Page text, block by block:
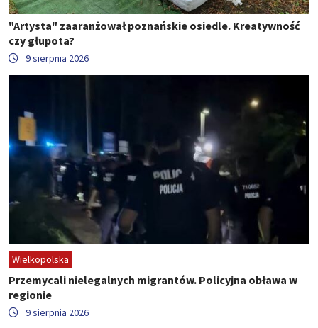
"Artysta" zaaranżował poznańskie osiedle. Kreatywność
czy głupota?
9 sierpnia 2026
Wielkopolska
Przemycali nielegalnych migrantów. Policyjna obława w
regionie
9 sierpnia 2026